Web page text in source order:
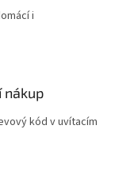
i
nákup
kód v uvítacím